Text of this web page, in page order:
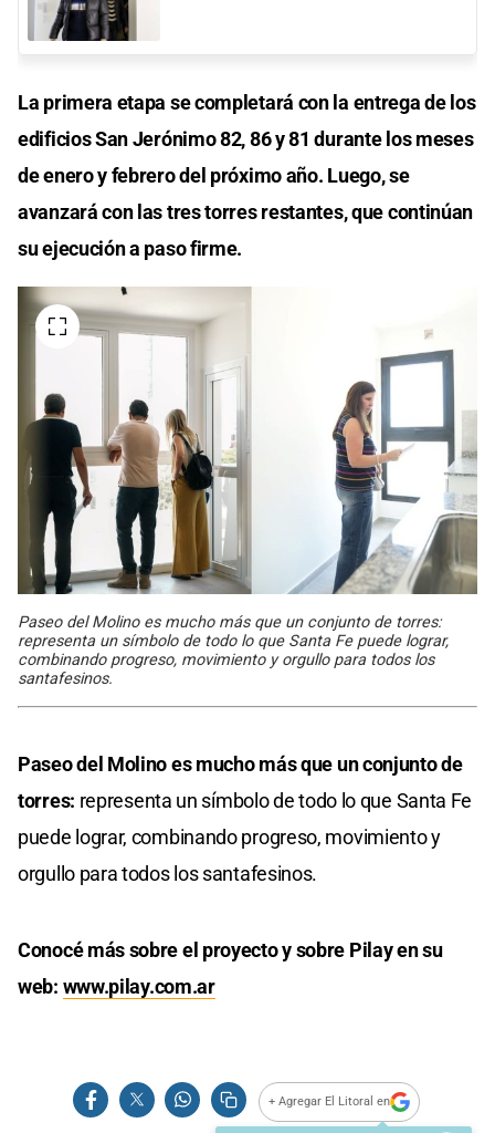
La primera etapa se completará con la entrega de los
edificios San Jerónimo 82, 86 y 81 durante los meses
de enero y febrero del próximo año. Luego, se
avanzará con las tres torres restantes, que continúan
su ejecución a paso firme.
Paseo del Molino es mucho más que un conjunto de torres:
representa un símbolo de todo lo que Santa Fe puede lograr,
combinando progreso, movimiento y orgullo para todos los
santafesinos.
Paseo del Molino es mucho más que un conjunto de
torres: representa un símbolo de todo lo que Santa Fe
puede lograr, combinando progreso, movimiento y
orgullo para todos los santafesinos.
Conocé más sobre el proyecto y sobre Pilay en su
web: www.pilay.com.ar
+ Agregar El Litoral en